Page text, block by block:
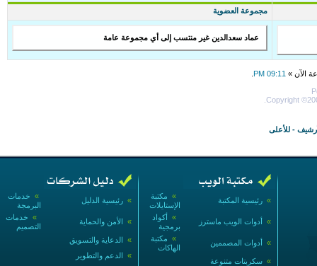
مجموعة العضوية
عماد سعدالدين غير منتسب إلى أي مجموعة عامة
الآن » 09:11 PM
Copyright
- للأعلى
» خدمات
البرمجة
» رئيسية الدليل
» خدمات
التصميم
» الأمن والحماية
» الدعاية والتسويق
» الدعم والتطوير
» مكتبة
الإستايلات
» رئيسية المكتبة
» أكواد
برمجية
» أدوات الويب ماسترز
» مكتبة
الهاكات
» أدوات المصممين
» سكربتات متنوعة